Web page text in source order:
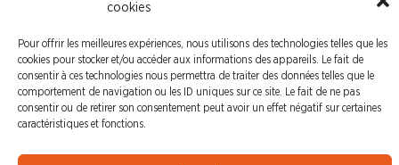
cookies
Pour offrir les meilleures expériences, nous utilisons des technologies telles que les
cookies pour stocker et/ou accéder aux informations des appareils. Le fait de
consentir à ces technologies nous permettra de traiter des données telles que le
comportement de navigation ou les ID uniques sur ce site. Le fait de ne pas
consentir ou de retirer son consentement peut avoir un effet négatif sur certaines
caractéristiques et fonctions.
© CFDT Orange |Mentions Légales |
Protection des
données personnelles